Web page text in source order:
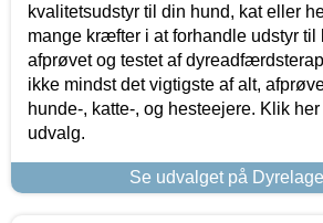
kvalitetsudstyr til din hund, kat eller
mange kræfter i at forhandle udstyr
afprøvet og testet af
ikke mindst det vigtigste af alt,
hunde-, katte-, og hesteejere. Klik
udvalg.
Se udvalget på